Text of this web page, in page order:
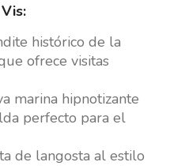
histórico de la
ofrece visitas
marina hipnotizante
perfecto para el
de langosta al estilo